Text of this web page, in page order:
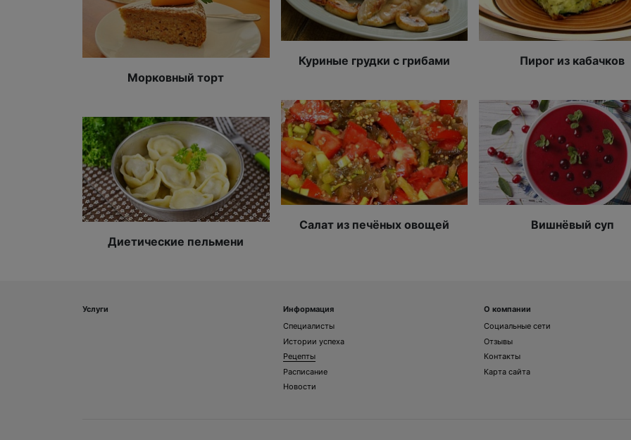
Морковный торт
Диетические пельмени
Куриные грудки с грибами
Салат из печёных овощей
Пирог из кабачков
Вишнёвый суп
Услуги
Информация
Специалисты
Истории успеха
Рецепты
Расписание
Новости
О компании
Социальные сети
Отзывы
Контакты
Карта сайта